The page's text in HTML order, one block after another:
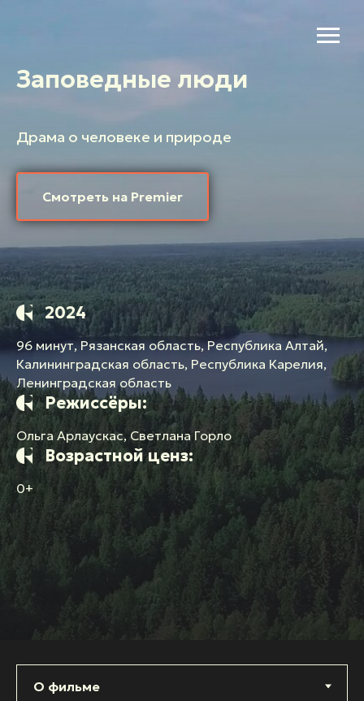
Заповедные люди
Драма о человеке и природе
Смотреть на Premier
2024
96 минут, Рязанская область, Республика Алтай,
Калининградская область, Республика Карелия,
Ленинградская область
Режиссёры:
Ольга Арлаускас, Светлана Горло
Возрастной ценз:
0+